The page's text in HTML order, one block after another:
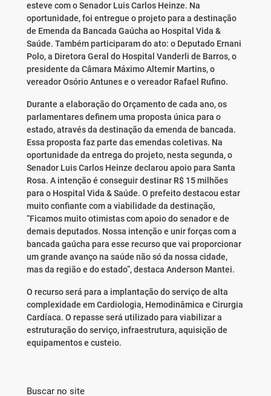
esteve com o Senador Luis Carlos Heinze. Na
oportunidade, foi entregue o projeto para a destinação
de Emenda da Bancada Gaúcha ao Hospital Vida &
Saúde. Também participaram do ato: o Deputado Ernani
Polo, a Diretora Geral do Hospital Vanderli de Barros, o
presidente da Câmara Máximo Altemir Martins, o
vereador Osório Antunes e o vereador Rafael Rufino.
Durante a elaboração do Orçamento de cada ano, os
parlamentares definem uma proposta única para o
estado, através da destinação da emenda de bancada.
Essa proposta faz parte das emendas coletivas. Na
oportunidade da entrega do projeto, nesta segunda, o
Senador Luis Carlos Heinze declarou apoio para Santa
Rosa. A intenção é conseguir destinar R$ 15 milhões
para o Hospital Vida & Saúde. O prefeito destacou estar
muito confiante com a viabilidade da destinação,
“Ficamos muito otimistas com apoio do senador e de
demais deputados. Nossa intenção e unir forças com a
bancada gaúcha para esse recurso que vai proporcionar
um grande avanço na saúde não só da nossa cidade,
mas da região e do estado”, destaca Anderson Mantei.
O recurso será para a implantação do serviço de alta
complexidade em Cardiologia, Hemodinâmica e Cirurgia
Cardíaca. O repasse será utilizado para viabilizar a
estruturação do serviço, infraestrutura, aquisição de
equipamentos e custeio.
Buscar no site